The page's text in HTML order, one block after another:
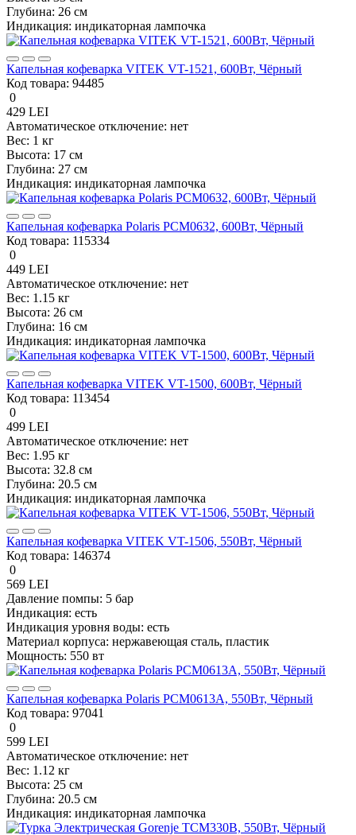
Глубина: 26 см
Индикация: индикаторная лампочка
Капельная кофеварка VITEK VT-1521, 600Вт, Чёрный
Код товара: 94485
0
429 LEI
Автоматическое отключение: нет
Вес: 1 кг
Высота: 17 см
Глубина: 27 см
Индикация: индикаторная лампочка
Капельная кофеварка Polaris PCM0632, 600Вт, Чёрный
Код товара: 115334
0
449 LEI
Автоматическое отключение: нет
Вес: 1.15 кг
Высота: 26 см
Глубина: 16 см
Индикация: индикаторная лампочка
Капельная кофеварка VITEK VT-1500, 600Вт, Чёрный
Код товара: 113454
0
499 LEI
Автоматическое отключение: нет
Вес: 1.95 кг
Высота: 32.8 см
Глубина: 20.5 см
Индикация: индикаторная лампочка
Капельная кофеварка VITEK VT-1506, 550Вт, Чёрный
Код товара: 146374
0
569 LEI
Давление помпы: 5 бар
Индикация: есть
Индикация уровня воды: есть
Материал корпуса: нержавеющая сталь, пластик
Мощность: 550 вт
Капельная кофеварка Polaris PCM0613A, 550Вт, Чёрный
Код товара: 97041
0
599 LEI
Автоматическое отключение: нет
Вес: 1.12 кг
Высота: 25 см
Глубина: 20.5 см
Индикация: индикаторная лампочка